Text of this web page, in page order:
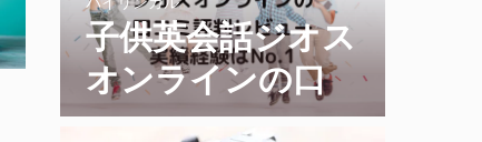
子供英会話ジオス
オンラインの口
コミ評判レビュ